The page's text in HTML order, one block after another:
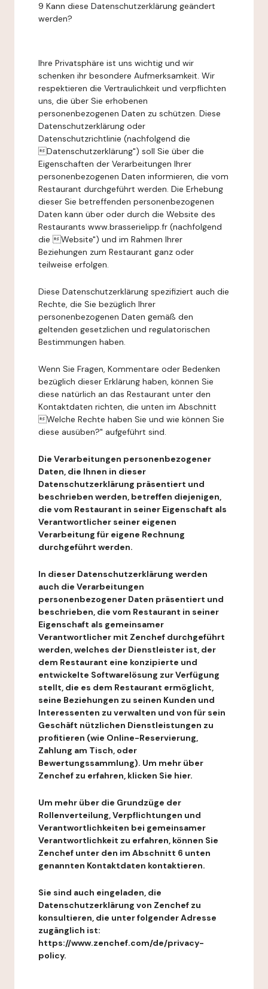
9 Kann diese Datenschutzerklärung geändert
werden?
Ihre Privatsphäre ist uns wichtig und wir
schenken ihr besondere Aufmerksamkeit. Wir
respektieren die Vertraulichkeit und verpflichten
uns, die über Sie erhobenen
personenbezogenen Daten zu schützen. Diese
Datenschutzerklärung oder
Datenschutzrichtlinie (nachfolgend die
Datenschutzerklärung") soll Sie über die
Eigenschaften der Verarbeitungen Ihrer
personenbezogenen Daten informieren, die vom
Restaurant durchgeführt werden. Die Erhebung
dieser Sie betreffenden personenbezogenen
Daten kann über oder durch die Website des
Restaurants www.brasserielipp.fr (nachfolgend
die Website") und im Rahmen Ihrer
Beziehungen zum Restaurant ganz oder
teilweise erfolgen.
Diese Datenschutzerklärung spezifiziert auch die
Rechte, die Sie bezüglich Ihrer
personenbezogenen Daten gemäß den
geltenden gesetzlichen und regulatorischen
Bestimmungen haben.
Wenn Sie Fragen, Kommentare oder Bedenken
bezüglich dieser Erklärung haben, können Sie
diese natürlich an das Restaurant unter den
Kontaktdaten richten, die unten im Abschnitt
Welche Rechte haben Sie und wie können Sie
diese ausüben?" aufgeführt sind.
Die Verarbeitungen personenbezogener
Daten, die Ihnen in dieser
Datenschutzerklärung präsentiert und
beschrieben werden, betreffen diejenigen,
die vom Restaurant in seiner Eigenschaft als
Verantwortlicher seiner eigenen
Verarbeitung für eigene Rechnung
durchgeführt werden.
In dieser Datenschutzerklärung werden
auch die Verarbeitungen
personenbezogener Daten präsentiert und
beschrieben, die vom Restaurant in seiner
Eigenschaft als gemeinsamer
Verantwortlicher mit Zenchef durchgeführt
werden, welches der Dienstleister ist, der
dem Restaurant eine konzipierte und
entwickelte Softwarelösung zur Verfügung
stellt, die es dem Restaurant ermöglicht,
seine Beziehungen zu seinen Kunden und
Interessenten zu verwalten und von für sein
Geschäft nützlichen Dienstleistungen zu
profitieren (wie Online-Reservierung,
Zahlung am Tisch, oder
Bewertungssammlung). Um mehr über
Zenchef zu erfahren, klicken Sie hier.
Um mehr über die Grundzüge der
Rollenverteilung, Verpflichtungen und
Verantwortlichkeiten bei gemeinsamer
Verantwortlichkeit zu erfahren, können Sie
Zenchef unter den im Abschnitt 6 unten
genannten Kontaktdaten kontaktieren.
Sie sind auch eingeladen, die
Datenschutzerklärung von Zenchef zu
konsultieren, die unter folgender Adresse
zugänglich ist:
https://www.zenchef.com/de/privacy-
policy.